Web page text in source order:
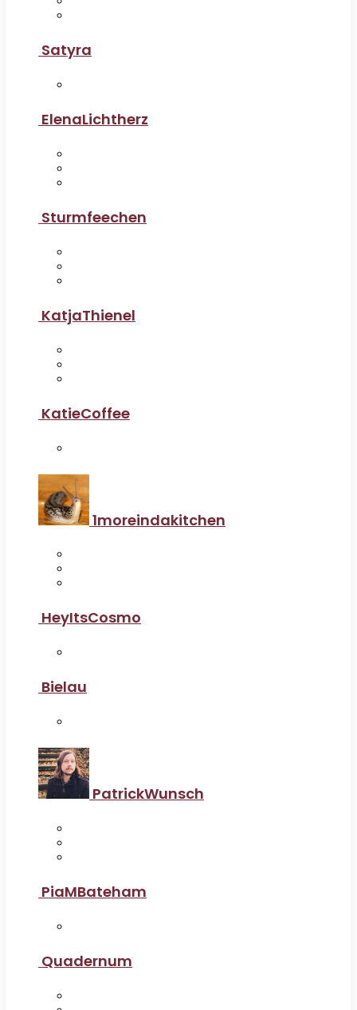
Satyra
ElenaLichtherz
Sturmfeechen
KatjaThienel
KatieCoffee
1moreindakitchen
HeyItsCosmo
Bielau
PatrickWunsch
PiaMBateham
Quadernum